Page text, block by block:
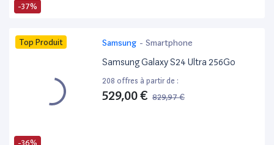
-37%
-36%
Top Produit Samsung - Smartphone
Samsung Galaxy S24 Ultra 256Go
208 offres à partir de :
529,00 € 829,97 €